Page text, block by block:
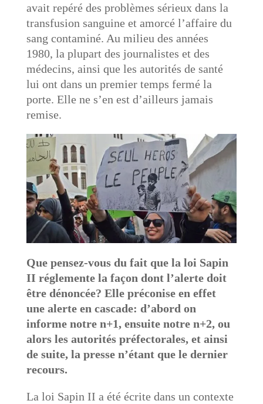
avait repéré des problèmes sérieux dans la
transfusion sanguine et amorcé l’affaire du
sang contaminé. Au milieu des années
1980, la plupart des journalistes et des
médecins, ainsi que les autorités de santé
lui ont dans un premier temps fermé la
porte. Elle ne s’en est d’ailleurs jamais
remise.
Que pensez-vous du fait que la loi Sapin
II réglemente la façon dont l’alerte doit
être dénoncée? Elle préconise en effet
une alerte en cascade: d’abord on
informe notre n+1, ensuite notre n+2, ou
alors les autorités préfectorales, et ainsi
de suite, la presse n’étant que le dernier
recours.
La loi Sapin II a été écrite dans un contexte